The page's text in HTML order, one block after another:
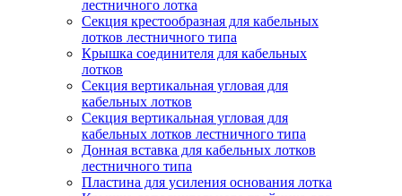
лестничного лотка
Секция крестообразная для кабельных
лотков лестничного типа
Крышка соединителя для кабельных
лотков
Секция вертикальная угловая для
кабельных лотков
Секция вертикальная угловая для
кабельных лотков лестничного типа
Донная вставка для кабельных лотков
лестничного типа
Пластина для усиления основания лотка